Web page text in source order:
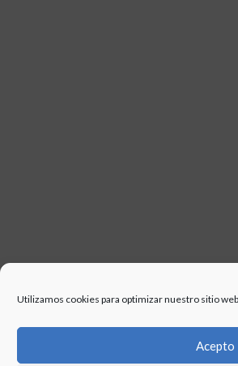
Utilizamos cookies para optimizar nuestro sitio
Acepto